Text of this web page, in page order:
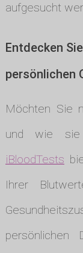
aufgesucht
Entdecken
persönlichen
Möchten Sie
und wie sie
iBloodTests
Ihrer
persönlichen